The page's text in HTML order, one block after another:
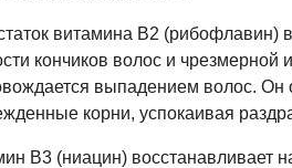
витамина B2 (рибофлавин)
кончиков волос и чрезмерной
выпадением волос. Он
корни, успокаивая
B3 (ниацин) восстанавливает